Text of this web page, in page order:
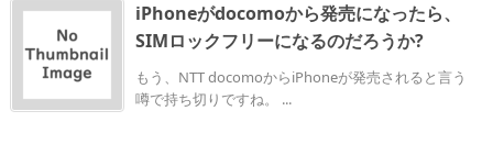
iPhoneがdocomoから発売になったら、
SIMロックフリーになるのだろうか?
もう、NTT docomoからiPhoneが発売されると言う
噂で持ち切りですね。 ...